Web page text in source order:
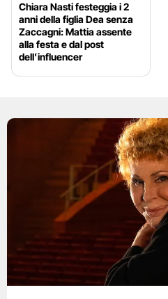
Chiara Nasti festeggia i 2
anni della figlia Dea senza
Zaccagni: Mattia assente
alla festa e dal post
dell’influencer